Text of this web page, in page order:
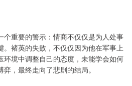
个重要的警示：情商不仅仅是为人处事
。褚英的失败，不仅仅因为他在军事上
环境中调整自己的态度，未能学会如何
，最终走向了悲剧的结局。